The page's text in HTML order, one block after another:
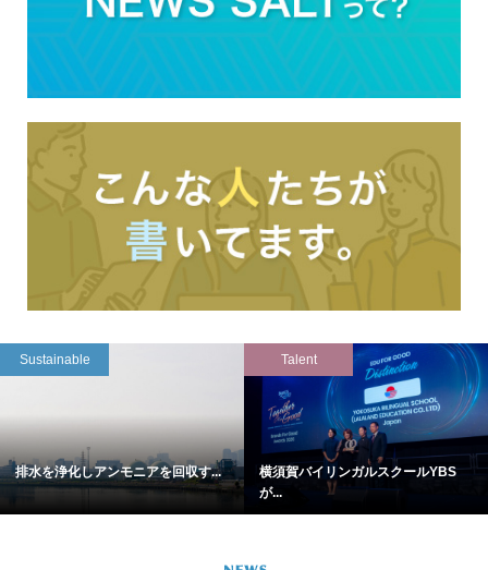
Sustainable
排水を浄化しアンモニアを回収す...
Talent
横須賀バイリンガルスクールYBS
が...